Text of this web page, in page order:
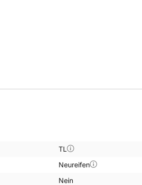
TL
Neureifen
Nein